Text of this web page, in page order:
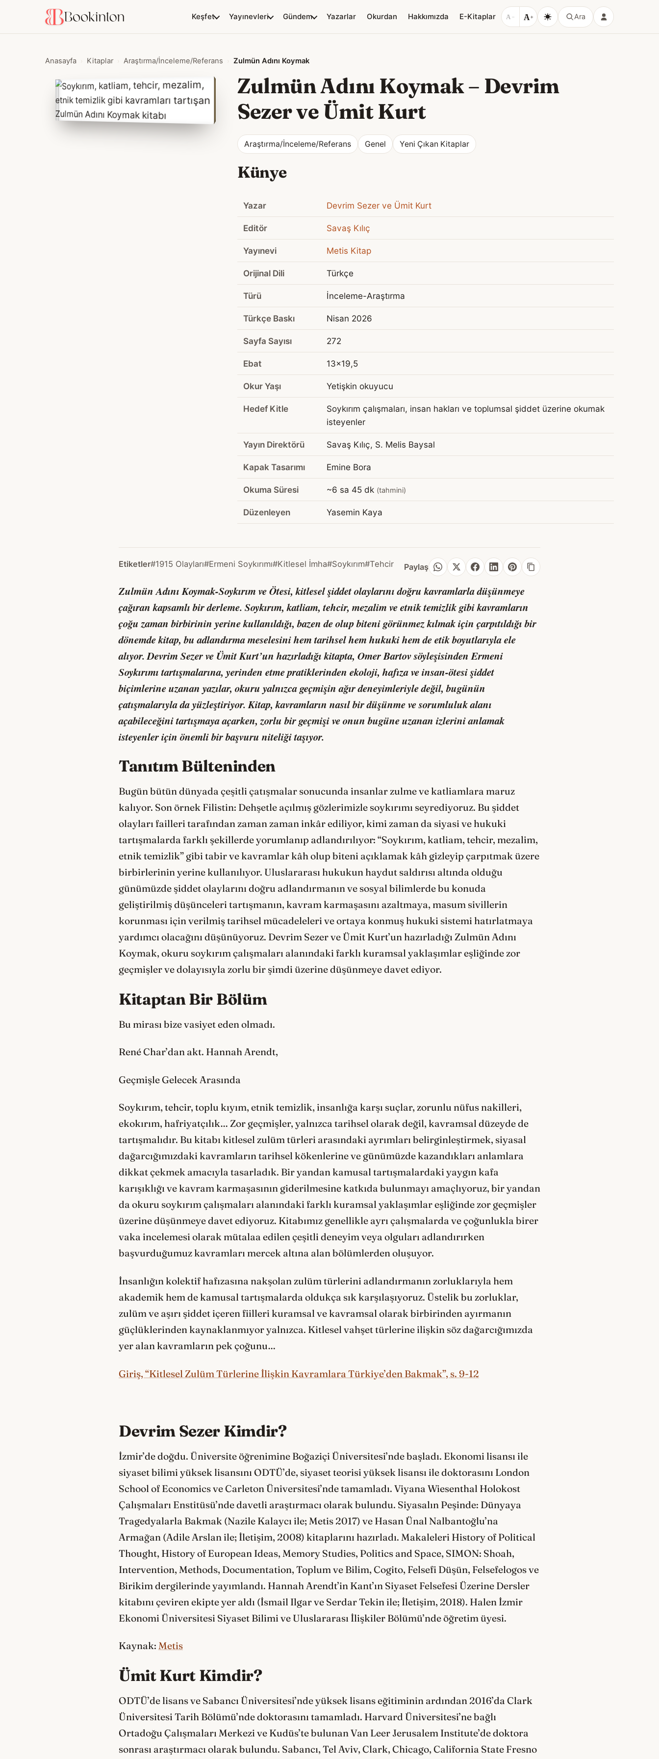
Keşfet Yayınevleri Gündem Yazarlar Okurdan Hakkımızda E-Kitaplar A − A+ Ara
Anasayfa Kitaplar Araştırma/İnceleme/Referans Zulmün Adını Koymak
Zulmün Adını Koymak– Devrim
Sezer ve Ümit Kurt
Araştırma/İnceleme/Referans Genel Yeni Çıkan Kitaplar
Künye
Yazar Devrim Sezer ve Ümit Kurt
Editör Savaş Kılıç
Yayınevi Metis Kitap
Orijinal Dili Türkçe
Türü İnceleme-Araştırma
Türkçe Baskı Nisan 2026
Sayfa Sayısı 272
Ebat 13x19,5
Okur Yaşı Yetişkin okuyucu
Hedef Kitle
Soykırım çalışmaları, insan hakları ve toplumsal şiddet üzerine okumak
isteyenler
Yayın Direktörü Savaş Kılıç, S. Melis Baysal
Kapak Tasarımı Emine Bora
Okuma Süresi ~6 sa 45 dk (tahmini)
Düzenleyen Yasemin Kaya
Etiketler#1915 Olayları#Ermeni Soykırımı#Kitlesel İmha#Soykırım#Tehcir Paylaş
Zulmün Adını Koymak-Soykırım ve Ötesi, kitlesel şiddet olaylarını doğru kavramlarla düşünmeye
çağıran kapsamlı bir derleme. Soykırım, katliam, tehcir, mezalim ve etnik temizlik gibi kavramların
çoğu zaman birbirinin yerine kullanıldığı, bazen de olup biteni görünmez kılmak için çarpıtıldığı bir
dönemde kitap, bu adlandırma meselesini hem tarihsel hem hukuki hem de etik boyutlarıyla ele
alıyor. Devrim Sezer ve Ümit Kurt’un hazırladığı kitapta, Omer Bartov söyleşisinden Ermeni
Soykırımı tartışmalarına, yerinden etme pratiklerinden ekoloji, hafıza ve insan-ötesi şiddet
biçimlerine uzanan yazılar, okuru yalnızca geçmişin ağır deneyimleriyle değil, bugünün
çatışmalarıyla da yüzleştiriyor. Kitap, kavramların nasıl bir düşünme ve sorumluluk alanı
açabileceğini tartışmaya açarken, zorlu bir geçmişi ve onun bugüne uzanan izlerini anlamak
isteyenler için önemli bir başvuru niteliği taşıyor.
Tanıtım Bülteninden
Bugün bütün dünyada çeşitli çatışmalar sonucunda insanlar zulme ve katliamlara maruz
kalıyor. Son örnek Filistin: Dehşetle açılmış gözlerimizle soykırımı seyrediyoruz. Bu şiddet
olayları failleri tarafından zaman zaman inkâr ediliyor, kimi zaman da siyasi ve hukuki
tartışmalarda farklı şekillerde yorumlanıp adlandırılıyor: “Soykırım, katliam, tehcir, mezalim,
etnik temizlik” gibi tabir ve kavramlar kâh olup biteni açıklamak kâh gizleyip çarpıtmak üzere
birbirlerinin yerine kullanılıyor. Uluslararası hukukun haydut saldırısı altında olduğu
günümüzde şiddet olaylarını doğru adlandırmanın ve sosyal bilimlerde bu konuda
geliştirilmiş düşünceleri tartışmanın, kavram karmaşasını azaltmaya, masum sivillerin
korunması için verilmiş tarihsel mücadeleleri ve ortaya konmuş hukuki sistemi hatırlatmaya
yardımcı olacağını düşünüyoruz. Devrim Sezer ve Ümit Kurt’un hazırladığı Zulmün Adını
Koymak, okuru soykırım çalışmaları alanındaki farklı kuramsal yaklaşımlar eşliğinde zor
geçmişler ve dolayısıyla zorlu bir şimdi üzerine düşünmeye davet ediyor.
Kitaptan Bir Bölüm
Bu mirası bize vasiyet eden olmadı.
René Char’dan akt. Hannah Arendt,
Geçmişle Gelecek Arasında
Soykırım, tehcir, toplu kıyım, etnik temizlik, insanlığa karşı suçlar, zorunlu nüfus nakilleri,
ekokırım, hafriyatçılık… Zor geçmişler, yalnızca tarihsel olarak değil, kavramsal düzeyde de
tartışmalıdır. Bu kitabı kitlesel zulüm türleri arasındaki ayrımları belirginleştirmek, siyasal
dağarcığımızdaki kavramların tarihsel kökenlerine ve günümüzde kazandıkları anlamlara
dikkat çekmek amacıyla tasarladık. Bir yandan kamusal tartışmalardaki yaygın kafa
karışıklığı ve kavram karmaşasının giderilmesine katkıda bulunmayı amaçlıyoruz, bir yandan
da okuru soykırım çalışmaları alanındaki farklı kuramsal yaklaşımlar eşliğinde zor geçmişler
üzerine düşünmeye davet ediyoruz. Kitabımız genellikle ayrı çalışmalarda ve çoğunlukla birer
vaka incelemesi olarak mütalaa edilen çeşitli deneyim veya olguları adlandırırken
başvurduğumuz kavramları mercek altına alan bölümlerden oluşuyor.
İnsanlığın kolektif hafızasına nakşolan zulüm türlerini adlandırmanın zorluklarıyla hem
akademik hem de kamusal tartışmalarda oldukça sık karşılaşıyoruz. Üstelik bu zorluklar,
zulüm ve aşırı şiddet içeren fiilleri kuramsal ve kavramsal olarak birbirinden ayırmanın
güçlüklerinden kaynaklanmıyor yalnızca. Kitlesel vahşet türlerine ilişkin söz dağarcığımızda
yer alan kavramların pek çoğunu…
Giriş, “Kitlesel Zulüm Türlerine İlişkin Kavramlara Türkiye’den Bakmak”, s. 9-12
Devrim Sezer Kimdir?
İzmir’de doğdu. Üniversite öğrenimine Boğaziçi Üniversitesi’nde başladı. Ekonomi lisansı ile
siyaset bilimi yüksek lisansını ODTÜ’de, siyaset teorisi yüksek lisansı ile doktorasını London
School of Economics ve Carleton Üniversitesi’nde tamamladı. Viyana Wiesenthal Holokost
Çalışmaları Enstitüsü’nde davetli araştırmacı olarak bulundu. Siyasalın Peşinde: Dünyaya
Tragedyalarla Bakmak (Nazile Kalaycı ile; Metis 2017) ve Hasan Ünal Nalbantoğlu’na
Armağan (Adile Arslan ile; İletişim, 2008) kitaplarını hazırladı. Makaleleri History of Political
Thought, History of European Ideas, Memory Studies, Politics and Space, SIMON: Shoah,
Intervention, Methods, Documentation, Toplum ve Bilim, Cogito, Felsefi Düşün, Felsefelogos ve
Birikim dergilerinde yayımlandı. Hannah Arendt’in Kant’ın Siyaset Felsefesi Üzerine Dersler
kitabını çeviren ekipte yer aldı (İsmail Ilgar ve Serdar Tekin ile; İletişim, 2018). Halen İzmir
Ekonomi Üniversitesi Siyaset Bilimi ve Uluslararası İlişkiler Bölümü’nde öğretim üyesi.
Kaynak: Metis
Ümit Kurt Kimdir?
ODTÜ’de lisans ve Sabancı Üniversitesi’nde yüksek lisans eğitiminin ardından 2016’da Clark
Üniversitesi Tarih Bölümü’nde doktorasını tamamladı. Harvard Üniversitesi’ne bağlı
Ortadoğu Çalışmaları Merkezi ve Kudüs’te bulunan Van Leer Jerusalem Institute’de doktora
sonrası araştırmacı olarak bulundu. Sabancı, Tel Aviv, Clark, Chicago, California State Fresno